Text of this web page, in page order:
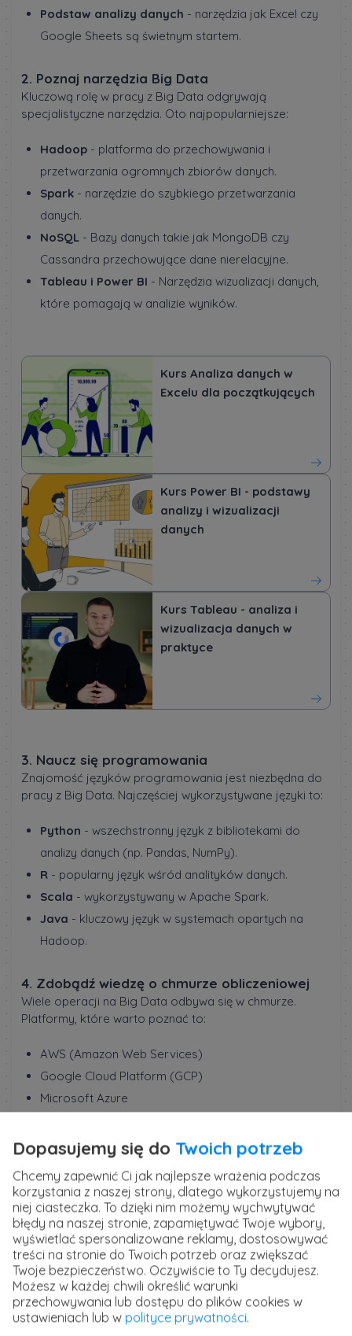
Podstaw analizy danych - narzędzia jak Excel czy
Google Sheets są świetnym startem.
2. Poznaj narzędzia Big Data
Kluczową rolę w pracy z Big Data odgrywają
specjalistyczne narzędzia. Oto najpopularniejsze:
Hadoop - platforma do przechowywania i
przetwarzania ogromnych zbiorów danych.
Spark - narzędzie do szybkiego przetwarzania
danych.
NoSQL - Bazy danych takie jak MongoDB czy
Cassandra przechowujące dane nierelacyjne.
Tableau i Power BI - Narzędzia wizualizacji danych,
które pomagają w analizie wyników.
Kurs Analiza danych w
Excelu dla początkujących
Kurs Power BI - podstawy
analizy i wizualizacji
danych
Kurs Tableau - analiza i
wizualizacja danych w
praktyce
3. Naucz się programowania
Znajomość języków programowania jest niezbędna do
pracy z Big Data. Najczęściej wykorzystywane języki to:
Python - wszechstronny język z bibliotekami do
analizy danych (np. Pandas, NumPy).
R - popularny język wśród analityków danych.
Scala - wykorzystywany w Apache Spark.
Java - kluczowy język w systemach opartych na
Hadoop.
4. Zdobądź wiedzę o chmurze obliczeniowej
Wiele operacji na Big Data odbywa się w chmurze.
Platformy, które warto poznać to:
AWS (Amazon Web Services)
Google Cloud Platform (GCP)
Microsoft Azure
5. Zrozum podstawy statystyki i uczenia
maszynowego
Praca z Big Data często wiąże się z analizą statystyczną
i modelowaniem predykcyjnym. Warto nauczyć się:
Analizy regresji i klasyfikacji.
Kluczowych algorytmów uczenia maszynowego (np.
drzew decyzyjnych, sieci neuronowych).
6. Praktyka czyni mistrza
Dopasujemy się do Twoich potrzeb
Chcemy zapewnić Ci jak najlepsze wrażenia podczas
korzystania z naszej strony, dlatego wykorzystujemy na
niej ciasteczka. To dzięki nim możemy wychwytywać
błędy na naszej stronie, zapamiętywać Twoje wybory,
wyświetlać spersonalizowane reklamy, dostosowywać
treści na stronie do Twoich potrzeb oraz zwiększać
Twoje bezpieczeństwo. Oczywiście to Ty decydujesz.
Możesz w każdej chwili określić warunki
przechowywania lub dostępu do plików cookies w
ustawieniach lub w polityce prywatności.